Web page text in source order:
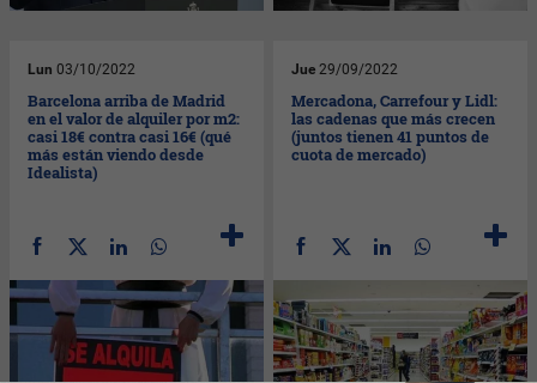
Lun 03/10/2022
Barcelona arriba de Madrid
en el valor de alquiler por m2:
casi 18€ contra casi 16€ (qué
más están viendo desde
Idealista)
Jue 29/09/2022
Mercadona, Carrefour y Lidl:
las cadenas que más crecen
(juntos tienen 41 puntos de
cuota de mercado)